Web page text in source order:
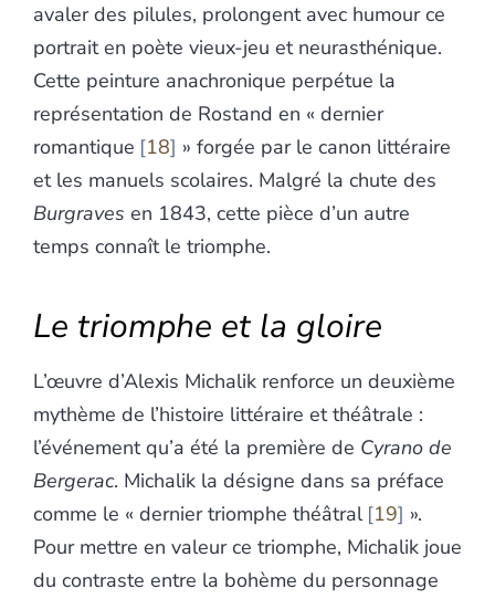
avaler des pilules, prolongent avec humour ce
portrait en poète vieux-jeu et neurasthénique.
Cette peinture anachronique perpétue la
représentation de Rostand en « dernier
romantique 18 » forgée par le canon littéraire
et les manuels scolaires. Malgré la chute des
Burgraves en 1843, cette pièce d’un autre
temps connaît le triomphe.
Le triomphe et la gloire
L’œuvre d’Alexis Michalik renforce un deuxième
mythème de l’histoire littéraire et théâtrale :
l’événement qu’a été la première de Cyrano de
Bergerac. Michalik la désigne dans sa préface
comme le « dernier triomphe théâtral 19 ».
Pour mettre en valeur ce triomphe, Michalik joue
du contraste entre la bohème du personnage